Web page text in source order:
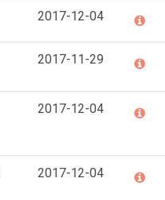
2017-12-04
2017-11-29
2017-12-04
2017-12-04